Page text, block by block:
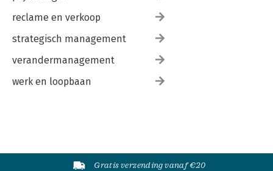
reclame en verkoop
strategisch management
verandermanagement
werk en loopbaan
Gratis verzending vanaf €20